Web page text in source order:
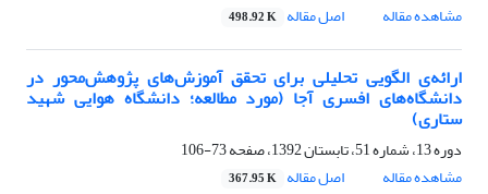
مشاهده مقاله
اصل مقاله 498.92 K
ارائه‌ی‌ الگویی تحلیلی برای تحقق آموزش‌های پژوهش‌محور در
دانشگاه‌های افسری آجا (مورد مطالعه؛ دانشگاه هوایی شهید
ستاری)
دوره 13، شماره 51، تابستان 1392، صفحه
73-106
مشاهده مقاله
اصل مقاله 367.95 K